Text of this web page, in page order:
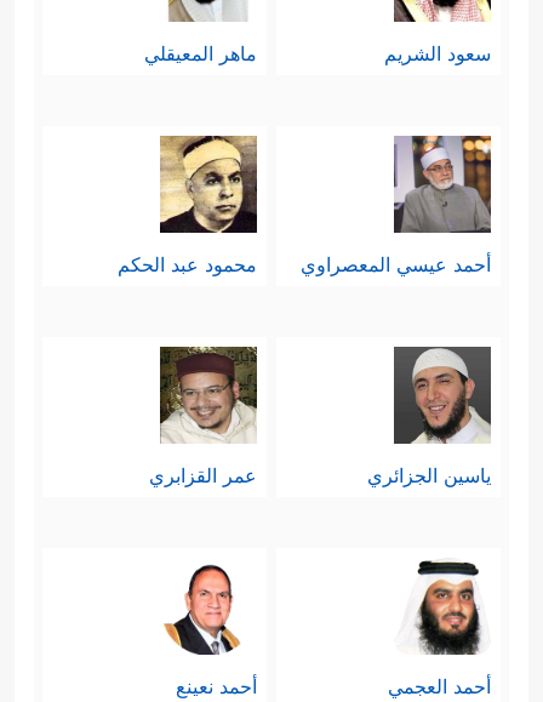
سعود الشريم ماهر المعيقلي
أحمد عيسي المعصراوي محمود عبد الحكم
ياسين الجزائري عمر القزابري
أحمد العجمي أحمد نعينع